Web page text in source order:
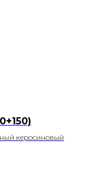
керосиновый